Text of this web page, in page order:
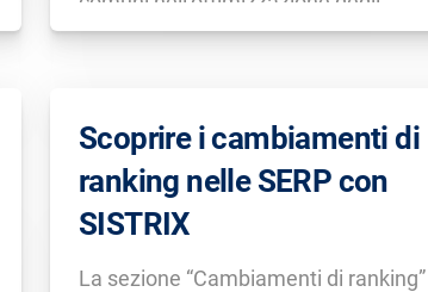
Snippet.
Scoprire i cambiamenti di
ranking nelle SERP con
SISTRIX
La sezione “Cambiamenti di ranking”